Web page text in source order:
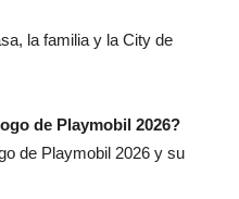
la familia y la City de
de Playmobil 2026?
de Playmobil 2026 y su